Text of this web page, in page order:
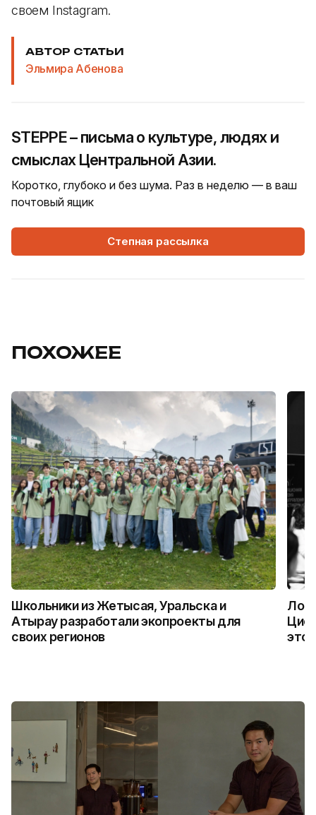
своем Instagram.
АВТОР СТАТЬИ
Эльмира Абенова
STEPPE – письма о культуре, людях и
смыслах Центральной Азии.
Коротко, глубоко и без шума. Раз в неделю — в ваш
почтовый ящик
Степная рассылка
ПОХОЖЕЕ
Школьники из Жетысая, Уральска и
Атырау разработали экопроекты для
своих регионов
это